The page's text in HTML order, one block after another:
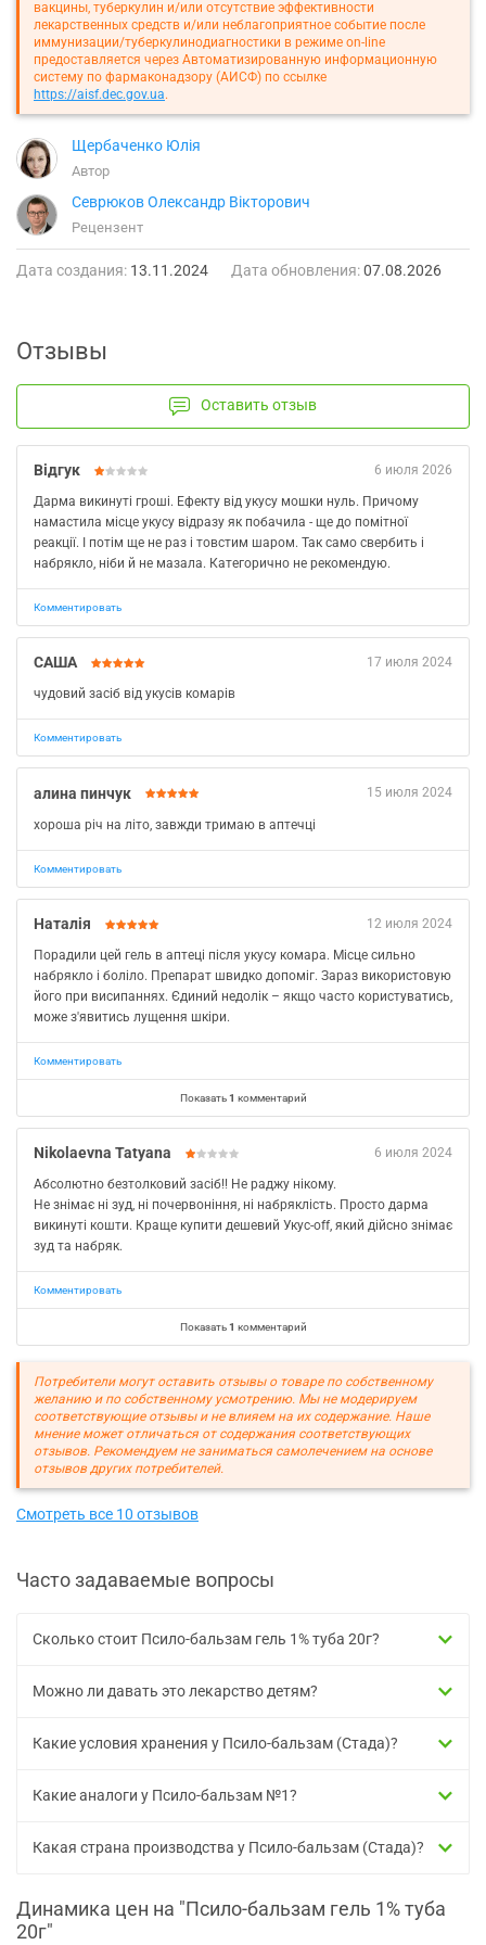
вакцины, туберкулин и/или отсутствие эффективности
лекарственных средств и/или неблагоприятное событие после
иммунизации/туберкулинодиагностики в режиме on-line
предоставляется через Автоматизированную информационную
систему по фармаконадзору (АИСФ) по ссылке
https://aisf.dec.gov.ua.
Щербаченко Юлія
Автор
Севрюков Олександр Вікторович
Рецензент
Дата создания: 13.11.2024 Дата обновления:07.08.2026
Отзывы
Оставить отзыв
6 июля 2026
Відгук
Дарма викинуті гроші. Ефекту від укусу мошки нуль. Причому
намастила місце укусу відразу як побачила - ще до помітної
реакції. І потім ще не раз і товстим шаром. Так само свербить і
набрякло, ніби й не мазала. Категорично не рекомендую.
Комментировать
17 июля 2024
САША
чудовий засіб від укусів комарів
Комментировать
15 июля 2024
алина пинчук
хороша річ на літо, завжди тримаю в аптечці
Комментировать
12 июля 2024
Наталія
Порадили цей гель в аптеці після укусу комара. Місце сильно
набрякло і боліло. Препарат швидко допоміг. Зараз використовую
його при висипаннях. Єдиний недолік – якщо часто користуватись,
може з'явитись лущення шкіри.
Комментировать
Показать1 комментарий
6 июля 2024
Nikolaevna Tatyana
Абсолютно безтолковий засіб!! Не раджу нікому.
Не знімає ні зуд, ні почервоніння, ні набряклість. Просто дарма
викинуті кошти. Краще купити дешевий Укус-off, який дійсно знімає
зуд та набряк.
Комментировать
Показать1 комментарий
Потребители могут оставить отзывы о товаре по собственному
желанию и по собственному усмотрению. Мы не модерируем
соответствующие отзывы и не влияем на их содержание. Наше
мнение может отличаться от содержания соответствующих
отзывов. Рекомендуем не заниматься самолечением на основе
отзывов других потребителей.
Смотреть все 10 отзывов
Часто задаваемые вопросы
Сколько стоит Псило-бальзам гель 1% туба 20г?
Можно ли давать это лекарство детям?
Какие условия хранения у Псило-бальзам (Стада)?
Какие аналоги у Псило-бальзам №1?
Какая страна производства у Псило-бальзам (Стада)?
Динамика цен на "Псило-бальзам гель 1% туба
20г"